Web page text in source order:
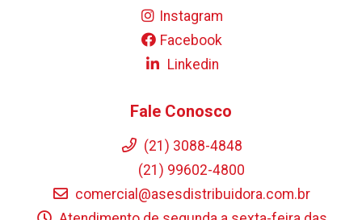
Instagram
Facebook
Linkedin
Fale Conosco
(21) 3088-4848
(21) 99602-4800
comercial@asesdistribuidora.com.br